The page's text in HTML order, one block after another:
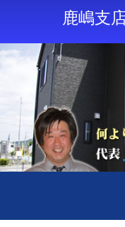
鹿嶋支